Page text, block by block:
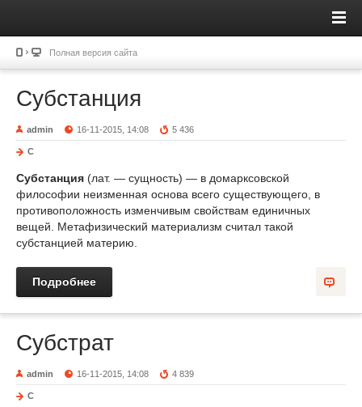
Полная версия сайта
Субстанция
admin 16-11-2015, 14:08 5 436
С
Субстанция (лат. — сущность) — в домарксовской
философии неизменная основа всего существующего, в
противоположность изменчивым свойствам единичных
вещей. Метафизический материализм считал такой
субстанцией материю.
Подробнее
Субстрат
admin 16-11-2015, 14:08 4 839
С